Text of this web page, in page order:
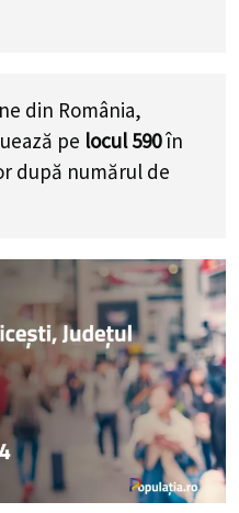
din România,
pe locul 590în
după numărul de